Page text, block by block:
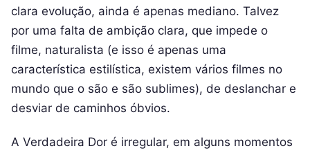
clara evolução, ainda é apenas mediano. Talvez
por uma falta de ambição clara, que impede o
filme, naturalista (e isso é apenas uma
característica estilística, existem vários filmes no
mundo que o são e são sublimes), de deslanchar e
desviar de caminhos óbvios.
A Verdadeira Dor é irregular, em alguns momentos